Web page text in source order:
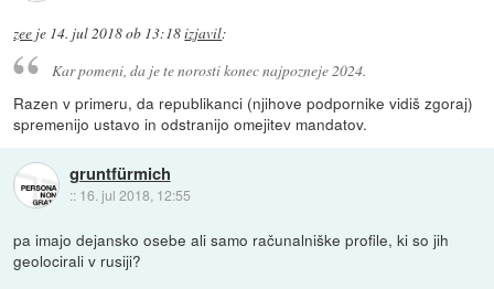
zee je 14. jul 2018 ob 13:18izjavil:
Kar pomeni, da je te norosti konec najpozneje 2024.
Razen v primeru, da republikanci (njihove podpornike vidiš zgoraj)
spremenijo ustavo in odstranijo omejitev mandatov.
gruntfürmich
:: 16. jul 2018, 12:55
pa imajo dejansko osebe ali samo računalniške profile, ki so jih
geolocirali v rusiji?